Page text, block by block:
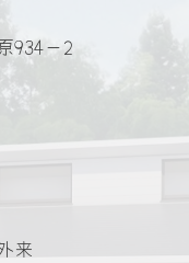
934－2
来